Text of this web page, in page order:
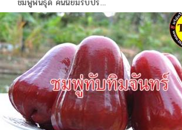
ชมพู่พันธุ์ดี คนนิยมรับปร…